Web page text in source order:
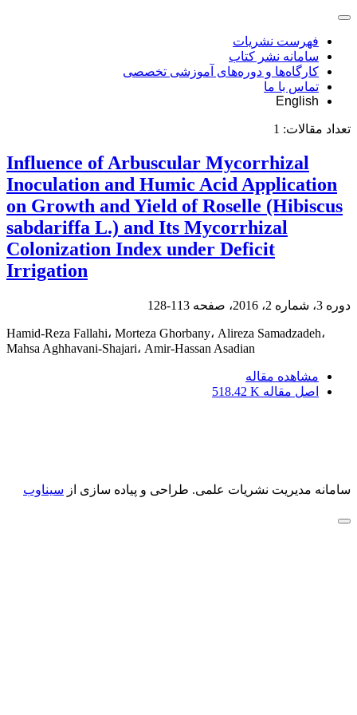
فهرست نشریات
سامانه نشر کتاب
کارگاه‌ها و دوره‌های آموزشی تخصصی
تماس با ما
English
تعداد مقالات: 1
Influence of Arbuscular Mycorrhizal
Inoculation and Humic Acid Application
on Growth and Yield of Roselle (Hibiscus
sabdariffa L.) and Its Mycorrhizal
Colonization Index under Deficit
Irrigation
دوره 3، شماره 2، 2016، صفحه 113-128
Hamid-Reza Fallahi، Morteza Ghorbany، Alireza Samadzadeh،
Mahsa Aghhavani-Shajari، Amir-Hassan Asadian
مشاهده مقاله
اصل مقاله 518.42 K
سامانه مدیریت نشریات علمی. طراحی و پیاده سازی از سیناوب